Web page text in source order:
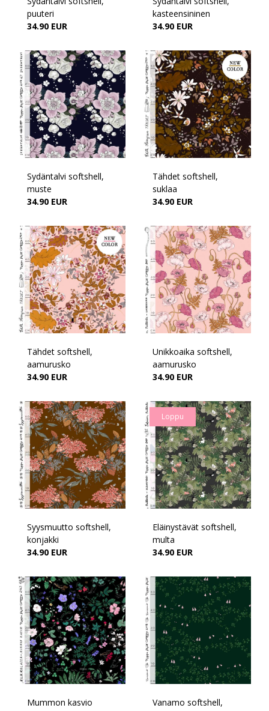
puuteri
34.90 EUR
kasteensininen
34.90 EUR
Sydäntalvi softshell,
muste
34.90 EUR
Tähdet softshell,
suklaa
34.90 EUR
Tähdet softshell,
aamurusko
34.90 EUR
Unikkoaika softshell,
aamurusko
34.90 EUR
Syysmuutto softshell,
konjakki
34.90 EUR
Loppu
Eläinystävät softshell,
multa
34.90 EUR
Mummon kasvio
Vanamo softshell,